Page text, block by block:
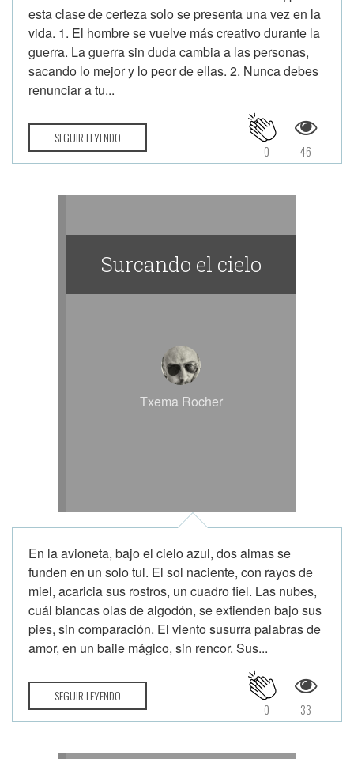
esta clase de certeza solo se presenta una vez en la
vida. 1. El hombre se vuelve más creativo durante la
guerra. La guerra sin duda cambia a las personas,
sacando lo mejor y lo peor de ellas. 2. Nunca debes
renunciar a tu...
SEGUIR LEYENDO
46
0
Surcando el cielo
Txema Rocher
En la avioneta, bajo el cielo azul, dos almas se
funden en un solo tul. El sol naciente, con rayos de
miel, acaricia sus rostros, un cuadro fiel. Las nubes,
cuál blancas olas de algodón, se extienden bajo sus
pies, sin comparación. El viento susurra palabras de
amor, en un baile mágico, sin rencor. Sus...
SEGUIR LEYENDO
33
0